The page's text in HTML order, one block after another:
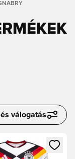
válogatás
vagy a tagként
egy modált a